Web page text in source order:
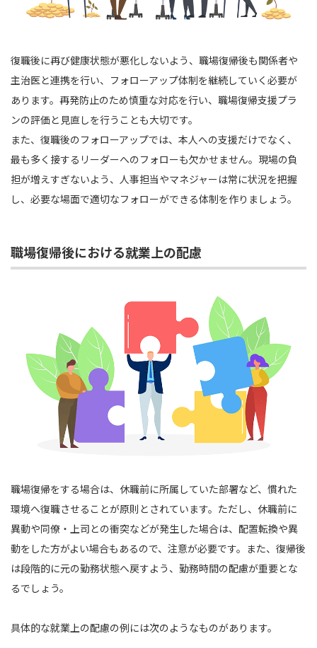
復職後に再び健康状態が悪化しないよう、職場復帰後も関係者や
主治医と連携を行い、フォローアップ体制を継続していく必要が
あります。再発防止のため慎重な対応を行い、職場復帰支援プラ
ンの評価と見直しを行うことも大切です。
また、復職後のフォローアップでは、本人への支援だけでなく、
最も多く接するリーダーへのフォローも欠かせません。現場の負
担が増えすぎないよう、人事担当やマネジャーは常に状況を把握
し、必要な場面で適切なフォローができる体制を作りましょう。
職場復帰後における就業上の配慮
職場復帰をする場合は、休職前に所属していた部署など、慣れた
環境へ復職させることが原則とされています。ただし、休職前に
異動や同僚・上司との衝突などが発生した場合は、配置転換や異
動をした方がよい場合もあるので、注意が必要です。また、復帰後
は段階的に元の勤務状態へ戻すよう、勤務時間の配慮が重要とな
るでしょう。
具体的な就業上の配慮の例には次のようなものがあります。